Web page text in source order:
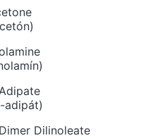
adipát)
Dilinoleate